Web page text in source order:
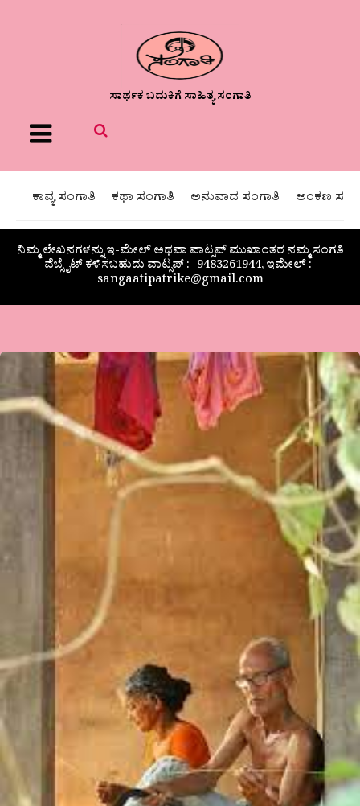
ಸಾರ್ಥಕ ಬದುಕಿಗೆ ಸಾಹಿತ್ಯ ಸಂಗಾತಿ
Menu
ಕಾವ್ಯ ಸಂಗಾತಿ ಕಥಾ ಸಂಗಾತಿ ಅನುವಾದ ಸಂಗಾತಿ ಅಂಕಣ
ನಿಮ್ಮ ಲೇಖನಗಳನ್ನು ಇ-ಮೇಲ್ ಅಥವಾ ವಾಟ್ಸಪ್ ಮುಖಾಂತರ ನಮ್ಮ ಸಂಗತಿ
ವೆಬ್ಸೈಟ್ ಕಳಿಸಬಹುದು ವಾಟ್ಸಪ್‌ :- 9483261944, ಇಮೇಲ್ :-
sangaatipatrike@gmail.com
ವ್ಯಾಸ
ಜೋಶಿ
ಅವರ
ತನಗಗಳು